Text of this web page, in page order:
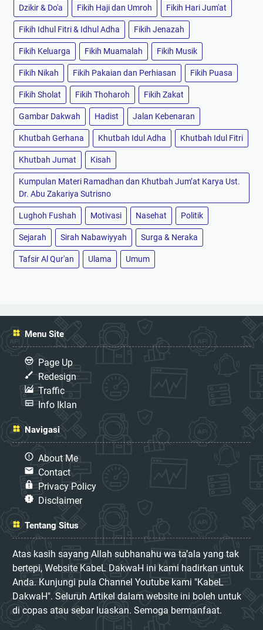
Dzikir & Do'a Fikih Haji dan Umroh Fikih Hari Jum'at
Fikih Idhul Fitri & Idhul Adha Fikih Jenazah
Fikih Keluarga Fikih Muamalah Fikih Musik
Fikih Nikah Fikih Pakaian dan Perhiasan Fikih Puasa
Fikih Sholat Fikih Thoharoh Fikih Zakat
Gambar Dakwah Hadist Jalan Kebenaran
Khutbah Gerhana Khutbah Idul Adha Khutbah Idul Fitri
Khutbah Jumat Kisah
Kumpulan Materi Ramadhan dan Khutbah Jum’at Karya Ust.
Dr. Abu Zakariya Sutrisno
Lughoh Fushah Motivasi Nasehat Politik
Sejarah Sirah Nabawiyyah Surga & Neraka
Tafsir Al Qur'an Ulama Umum
Menu Site
Page Up
Redesign
Traffic
Info Iklan
Navigasi
About Me
Contact
Privacy Policy
Disclaimer
Tentang Situs
Atas kasih sayang Allah subhanahu wa ta’ala yang tak
bertepi, Website KabeL DakwaH ini kami hadirkan untuk
Anda. Kunjungi pula Channel Youtube kami "KabeL
DakwaH". Seluruh Artikel dalam website ini boleh untuk
di copas atau sebar luaskan. Semoga bermanfaat.